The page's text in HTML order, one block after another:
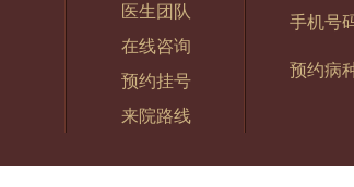
医生团队
在线咨询
预约挂号
来院路线
手机号
预约病